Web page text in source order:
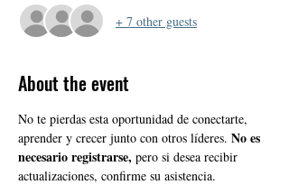
+ 7 other guests
About the event
No te pierdas esta oportunidad de conectarte,
aprender y crecer junto con otros líderes. No es
necesario registrarse, pero si desea recibir
actualizaciones, confirme su asistencia.